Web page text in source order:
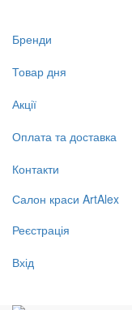
Бренди
Товар дня
Акції
Оплата та доставка
Контакти
Салон краси ArtAlex
Реєстрація
Вхід